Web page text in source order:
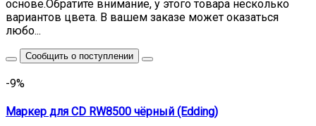
основе.Обратите внимание, у этого товара несколько
вариантов цвета. В вашем заказе может оказаться
любо...
Сообщить о поступлении
-9%
Маркер для CD RW8500 чёрный (Edding)